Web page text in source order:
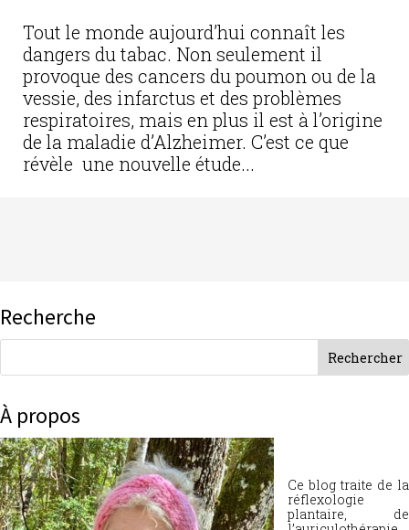
Tout le monde aujourd’hui connaît les
dangers du tabac. Non seulement il
provoque des cancers du poumon ou de la
vessie, des infarctus et des problèmes
respiratoires, mais en plus il est à l’origine
de la maladie d’Alzheimer. C’est ce que
révèle une nouvelle étude...
Recherche
À propos
Ce blog traite de la
réflexologie
plantaire, de